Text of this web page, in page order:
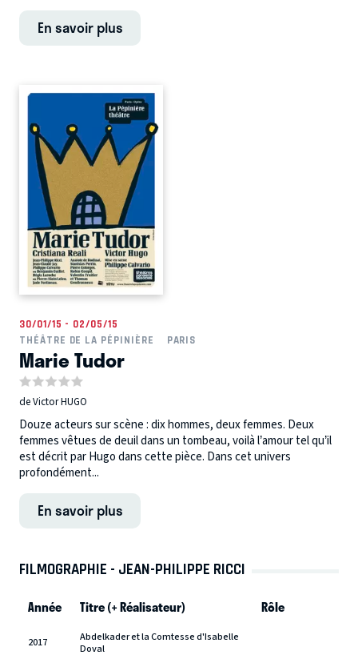
En savoir plus
30/01/15 - 02/05/15
THÉÂTRE DE LA PÉPINIÈRE
PARIS
Marie Tudor
de Victor HUGO
Douze acteurs sur scène : dix hommes, deux femmes. Deux
femmes vêtues de deuil dans un tombeau, voilà l’amour tel qu’il
est décrit par Hugo dans cette pièce. Dans cet univers
profondément...
En savoir plus
FILMOGRAPHIE - JEAN-PHILIPPE RICCI
Année Titre (+ Réalisateur) Rôle
2017
Abdelkader et la Comtesse d'Isabelle
Doval